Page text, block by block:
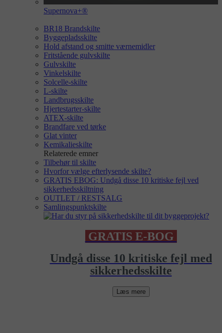
Supernova+®
BR18 Brandskilte
Byggepladsskilte
Hold afstand og smitte værnemidler
Fritstående gulvskilte
Gulvskilte
Vinkelskilte
Solcelle-skilte
L-skilte
Landbrugsskilte
Hjertestarter-skilte
ATEX-skilte
Brandfare ved tørke
Glat vinter
Kemikalieskilte
Relaterede emner
Tilbehør til skilte
Hvorfor vælge efterlysende skilte?
GRATIS EBOG: Undgå disse 10 kritiske fejl ved
sikkerhedsskiltning
OUTLET / RESTSALG
Samlingspunktskilte
GRATIS E-BOG
Undgå disse 10 kritiske fejl med
sikkerhedsskilte
Læs mere